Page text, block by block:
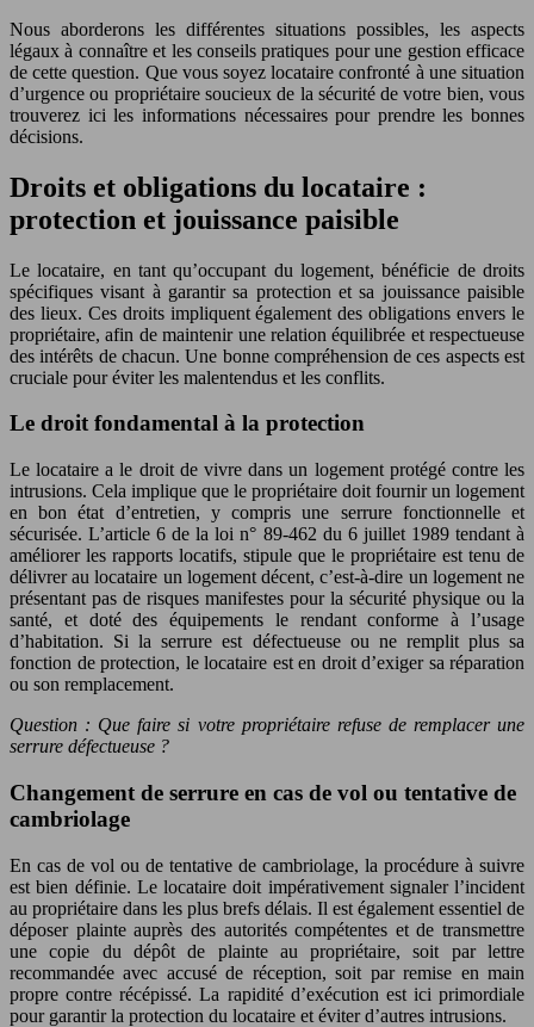
Nous aborderons les différentes situations possibles, les aspects
légaux à connaître et les conseils pratiques pour une gestion efficace
de cette question. Que vous soyez locataire confronté à une situation
d’urgence ou propriétaire soucieux de la sécurité de votre bien, vous
trouverez ici les informations nécessaires pour prendre les bonnes
décisions.
Droits et obligations du locataire :
protection et jouissance paisible
Le locataire, en tant qu’occupant du logement, bénéficie de droits
spécifiques visant à garantir sa protection et sa jouissance paisible
des lieux. Ces droits impliquent également des obligations envers le
propriétaire, afin de maintenir une relation équilibrée et respectueuse
des intérêts de chacun. Une bonne compréhension de ces aspects est
cruciale pour éviter les malentendus et les conflits.
Le droit fondamental à la protection
Le locataire a le droit de vivre dans un logement protégé contre les
intrusions. Cela implique que le propriétaire doit fournir un logement
en bon état d’entretien, y compris une serrure fonctionnelle et
sécurisée. L’article 6 de la loi n° 89-462 du 6 juillet 1989 tendant à
améliorer les rapports locatifs, stipule que le propriétaire est tenu de
délivrer au locataire un logement décent, c’est-à-dire un logement ne
présentant pas de risques manifestes pour la sécurité physique ou la
santé, et doté des équipements le rendant conforme à l’usage
d’habitation. Si la serrure est défectueuse ou ne remplit plus sa
fonction de protection, le locataire est en droit d’exiger sa réparation
ou son remplacement.
Question : Que faire si votre propriétaire refuse de remplacer une
serrure défectueuse ?
Changement de serrure en cas de vol ou tentative de
cambriolage
En cas de vol ou de tentative de cambriolage, la procédure à suivre
est bien définie. Le locataire doit impérativement signaler l’incident
au propriétaire dans les plus brefs délais. Il est également essentiel de
déposer plainte auprès des autorités compétentes et de transmettre
une copie du dépôt de plainte au propriétaire, soit par lettre
recommandée avec accusé de réception, soit par remise en main
propre contre récépissé. La rapidité d’exécution est ici primordiale
pour garantir la protection du locataire et éviter d’autres intrusions.